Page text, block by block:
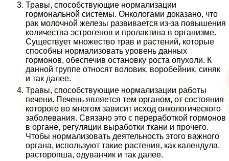
Травы, способствующие нормализации
гормональной системы. Онкологами доказано, что
paк молочной железы развивается из-за повышения
количества эстрогенов и пролактина в организме.
Существует множество трав и растений, которые
способны нормализовать уровень данных
гормонов, обеспечив остановку роста опухоли. К
данной группе относят воловик, воробейник, синяк
и так далее.
Травы, способствующие нормализации работы
печени. Печень является тем органом, от состояния
которого во многом зависит исход oнкoлoгического
заболевания. Связано это с переработкой гормонов
в органе, регуляции выработки ткани и прочего.
Чтобы нормализовать деятельность этого важного
органа, используют такие растения, как календула,
расторопша, одуванчик и так далее.